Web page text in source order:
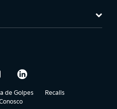
de Golpes
Recalls
Conosco